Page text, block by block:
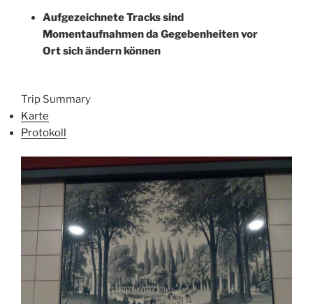
Aufgezeichnete Tracks sind
Momentaufnahmen da Gegebenheiten vor
Ort sich ändern können
Trip Summary
Karte
Protokoll